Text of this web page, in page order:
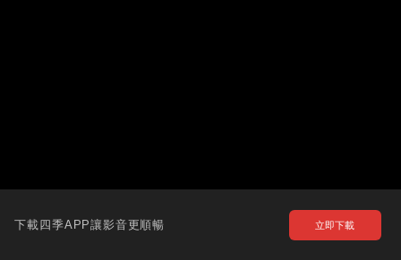
下載四季APP讓影音更順暢 立即下載